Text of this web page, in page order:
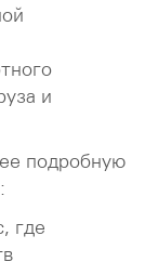
и
подробную
где